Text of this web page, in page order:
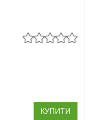
КУПИТИ